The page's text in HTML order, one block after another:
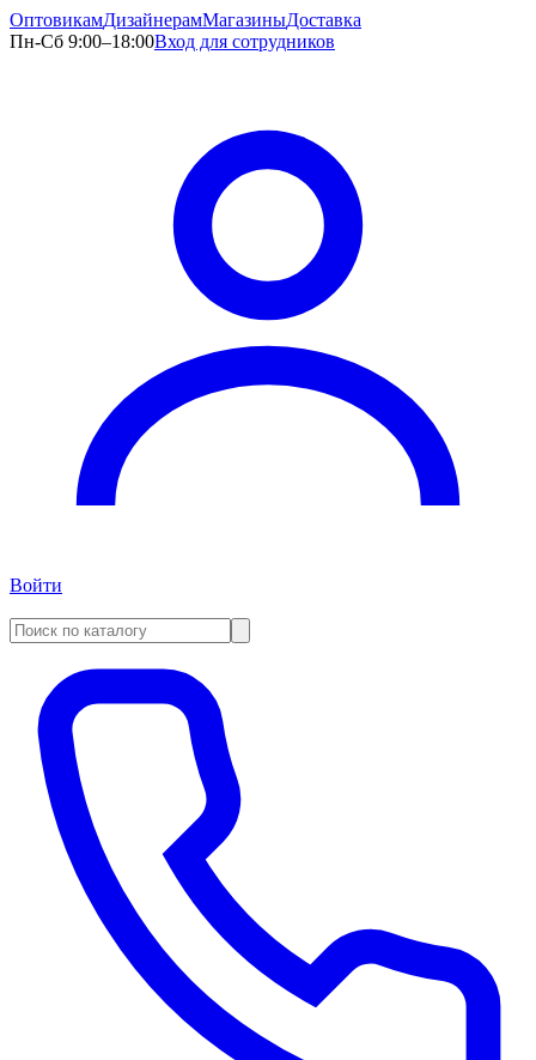
ОптовикамДизайнерамМагазиныДоставка
Пн-Сб 9:00–18:00Вход для сотрудников
Войти